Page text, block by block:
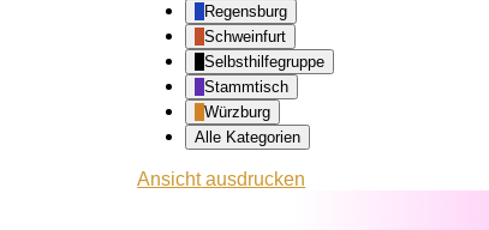
Regensburg
Schweinfurt
Selbsthilfegruppe
Stammtisch
Würzburg
Alle Kategorien
Ansichtausdrucken